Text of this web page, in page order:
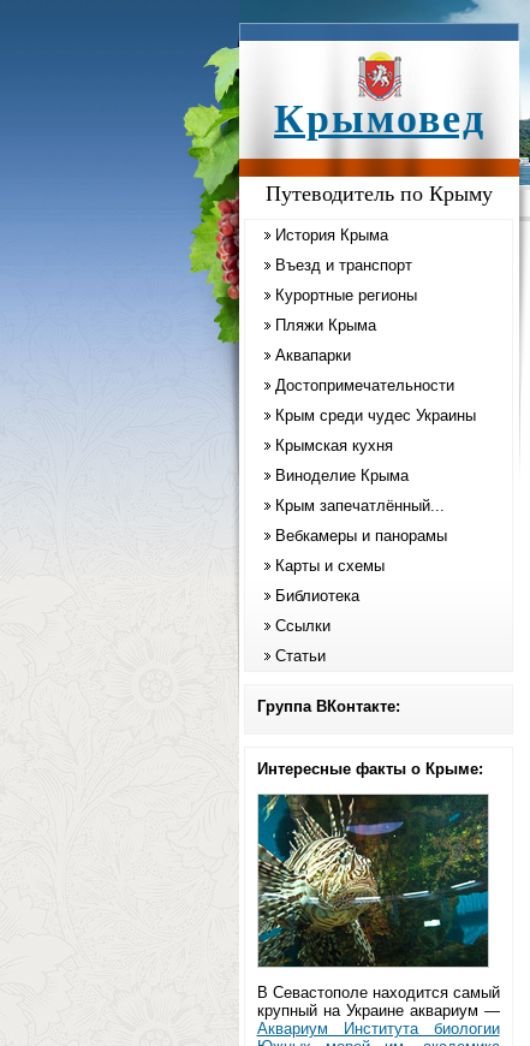
Крымовед
Путеводитель по Крыму
История Крыма
Въезд и транспорт
Курортные регионы
Пляжи Крыма
Аквапарки
Достопримечательности
Крым среди чудес Украины
Крымская кухня
Виноделие Крыма
Крым запечатлённый...
Вебкамеры и панорамы
Карты и схемы
Библиотека
Ссылки
Статьи
Группа ВКонтакте:
Интересные факты о Крыме:
В Севастополе находится самый
крупный на Украине аквариум —
Аквариум Института биологии